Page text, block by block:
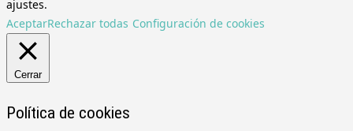
ajustes.
AceptarRechazar todas Configuración de cookies
Cerrar
Política de cookies